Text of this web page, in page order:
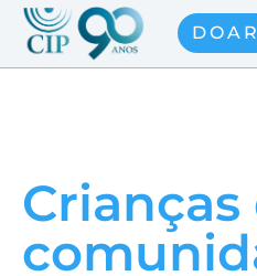
DOAR
Crianças